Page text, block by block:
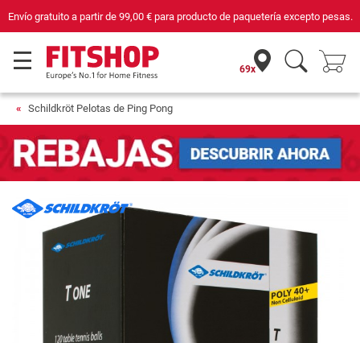
Envío gratuito a partir de 99,00 €para producto de paquetería excepto pesas.
69x
Schildkröt Pelotas de Ping Pong